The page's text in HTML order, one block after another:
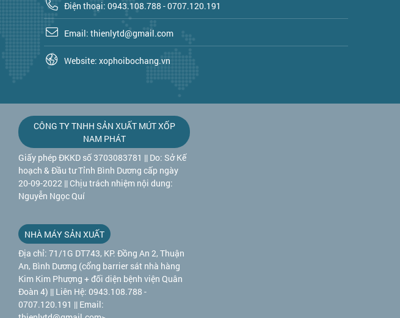
Điện thoại: 0943.108.788 - 0707.120.191
Email: thienlytd@gmail.com
Website: xophoibochang.vn
CÔNG TY TNHH SẢN XUẤT MÚT XỐP
NAM PHÁT
Giấy phép ĐKKD số 3703083781 || Do: Sở Kế
hoạch & Đầu tư Tỉnh Bình Dương cấp ngày
20-09-2022 || Chịu trách nhiệm nội dung:
Nguyễn Ngọc Quí
NHÀ MÁY SẢN XUẤT
Địa chỉ: 71/1G DT743, KP. Đồng An 2, Thuận
An, Bình Dương (cổng barrier sát nhà hàng
Kim Kim Phượng + đối diện bệnh viện Quân
Đoàn 4) || Liên Hệ: 0943.108.788 -
0707.120.191 || Email: